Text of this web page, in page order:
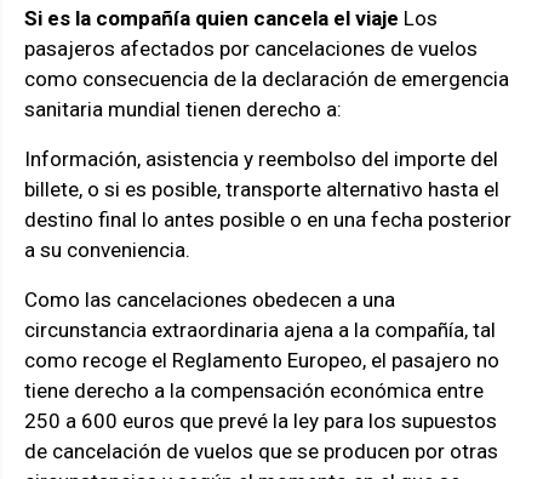
Si es la compañía quien cancela el viaje Los
pasajeros afectados por cancelaciones de vuelos
como consecuencia de la declaración de emergencia
sanitaria mundial tienen derecho a:
Información, asistencia y reembolso del importe del
billete, o si es posible, transporte alternativo hasta el
destino final lo antes posible o en una fecha posterior
a su conveniencia.
Como las cancelaciones obedecen a una
circunstancia extraordinaria ajena a la compañía, tal
como recoge el Reglamento Europeo, el pasajero no
tiene derecho a la compensación económica entre
250 a 600 euros que prevé la ley para los supuestos
de cancelación de vuelos que se producen por otras